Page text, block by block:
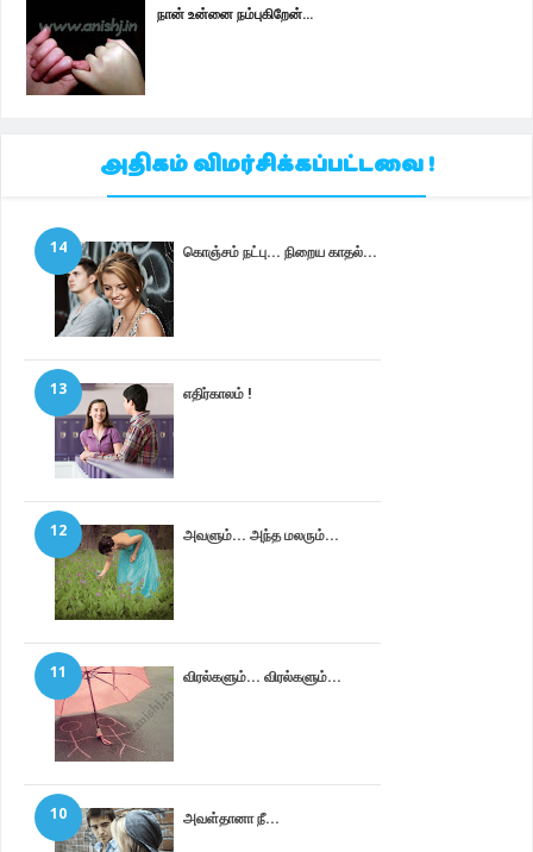
நான் உன்னை நம்புகிறேன்...
அதிகம் விமர்சிக்கப்பட்டவை !
கொஞ்சம் நட்பு... நிறைய காதல்...
14
எதிர்காலம் !
13
அவளும்... அந்த மலரும்...
12
விரல்களும்... விரல்களும்...
11
அவள்தானா நீ...
10